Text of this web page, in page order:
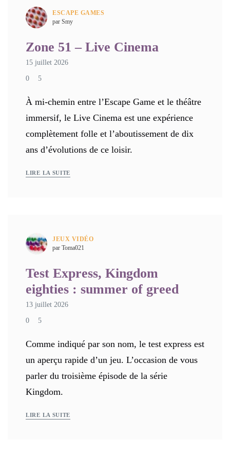
ESCAPE GAMES
par Smy
Zone 51 – Live Cinema
15 juillet 2026
0 5
À mi-chemin entre l’Escape Game et le théâtre
immersif, le Live Cinema est une expérience
complètement folle et l’aboutissement de dix
ans d’évolutions de ce loisir.
LIRE LA SUITE
JEUX VIDÉO
par Toma021
Test Express, Kingdom
eighties : summer of greed
13 juillet 2026
0 5
Comme indiqué par son nom, le test express est
un aperçu rapide d’un jeu. L’occasion de vous
parler du troisième épisode de la série
Kingdom.
LIRE LA SUITE